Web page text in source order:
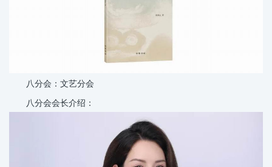
八分会：文艺分会
八分会会长介绍：